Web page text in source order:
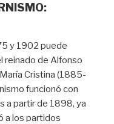
y 1902 puede
reinado de Alfonso
Cristina (1885-
funcionó con
a partir de 1898, ya
a los partidos